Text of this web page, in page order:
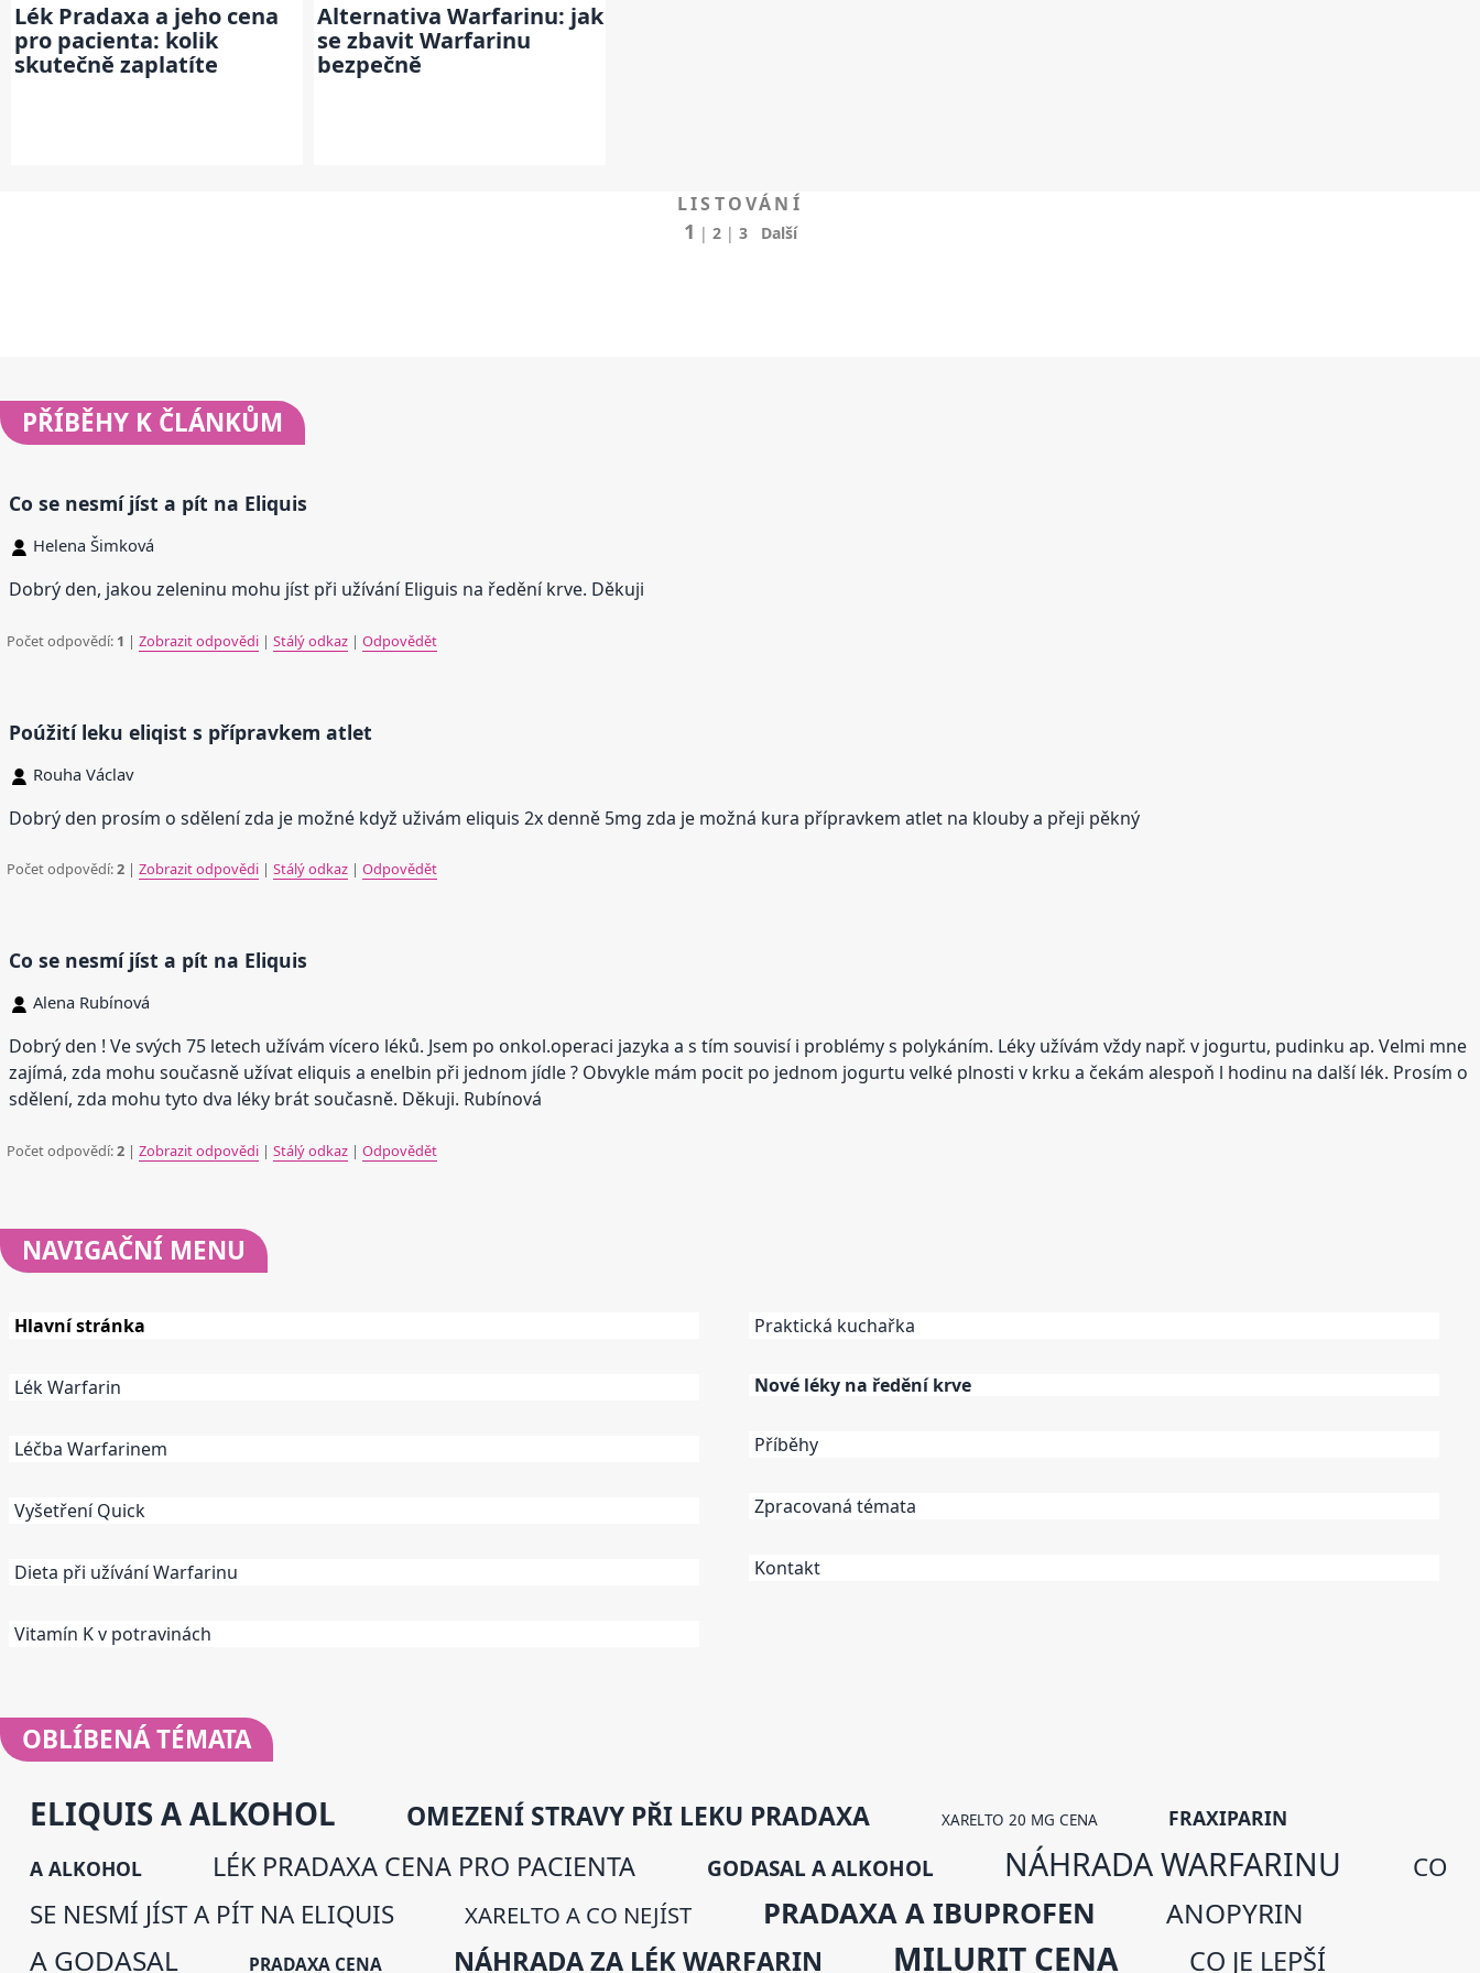
Lék Pradaxa a jeho cena
pro pacienta: kolik
skutečně zaplatíte
Alternativa Warfarinu: jak
se zbavit Warfarinu
bezpečně
LISTOVÁNÍ
1 | 2| 3 Další
PŘÍBĚHY K ČLÁNKŮM
Co se nesmí jíst a pít na Eliquis
Helena Šimková
Dobrý den, jakou zeleninu mohu jíst při užívání Eliguis na ředění krve. Děkuji
Počet odpovědí: 1 |Zobrazit odpovědi |Stálý odkaz |Odpovědět
Poúžití leku eliqist s přípravkem atlet
Rouha Václav
Dobrý den prosím o sdělení zda je možné když uživám eliquis 2x denně 5mg zda je možná kura přípravkem atlet na klouby a přeji pěkný
Počet odpovědí:2 |Zobrazit odpovědi |Stálý odkaz |Odpovědět
Co se nesmí jíst a pít na Eliquis
Alena Rubínová
Dobrý den ! Ve svých 75 letech užívám vícero léků. Jsem po onkol.operaci jazyka a s tím souvisí i problémy s polykáním. Léky užívám vždy např. v jogurtu, pudinku ap. Velmi mne
zajímá, zda mohu současně užívat eliquis a enelbin při jednom jídle ? Obvykle mám pocit po jednom jogurtu velké plnosti v krku a čekám alespoň l hodinu na další lék. Prosím o
sdělení, zda mohu tyto dva léky brát současně. Děkuji. Rubínová
Počet odpovědí:2 |Zobrazit odpovědi |Stálý odkaz |Odpovědět
NAVIGAČNÍ MENU
Hlavní stránka
Lék Warfarin
Léčba Warfarinem
Vyšetření Quick
Dieta při užívání Warfarinu
Vitamín K v potravinách
Praktická kuchařka
Nové léky na ředění krve
Příběhy
Zpracovaná témata
Kontakt
OBLÍBENÁTÉMATA
ELIQUIS A ALKOHOL OMEZENÍ STRAVY PŘI LEKU PRADAXA XARELTO 20 MG CENA
FRAXIPARIN
A ALKOHOL
LÉK PRADAXA CENA PRO PACIENTA GODASAL A ALKOHOL NÁHRADA WARFARINU
CO
SE NESMÍ JÍST A PÍT NA ELIQUIS
XARELTO A CO NEJÍST PRADAXA A IBUPROFEN
ANOPYRIN
A GODASAL
PRADAXA CENA NÁHRADA ZA LÉK WARFARIN MILURIT CENA CO JE LEPŠÍ